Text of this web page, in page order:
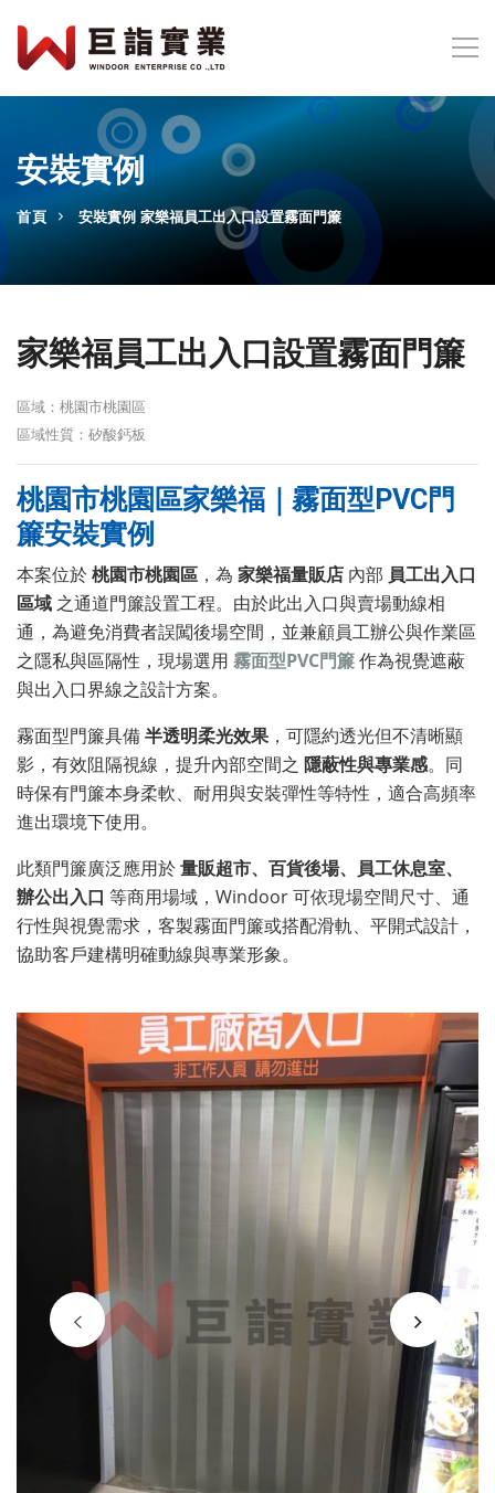
安裝實例
首頁 安裝實例 家樂福員工出入口設置霧面門簾
家樂福員工出入口設置霧面門簾
區域：桃園市桃園區
區域性質：矽酸鈣板
桃園市桃園區家樂福｜霧面型PVC門
簾安裝實例
本案位於桃園市桃園區 ，為 家樂福量販店 內部 員工出入口
區域 之通道門簾設置工程。由於此出入口與賣場動線相
通，為避免消費者誤闖後場空間，並兼顧員工辦公與作業區
之隱私與區隔性，現場選用 霧面型PVC門簾作為視覺遮蔽
與出入口界線之設計方案。
霧面型門簾具備半透明柔光效果 ，可隱約透光但不清晰顯
影，有效阻隔視線，提升內部空間之 隱蔽性與專業感。同
時保有門簾本身柔軟、耐用與安裝彈性等特性，適合高頻率
進出環境下使用。
此類門簾廣泛應用於量販超市、百貨後場、員工休息室、
辦公出入口 等商用場域，Windoor 可依現場空間尺寸、通
行性與視覺需求，客製霧面門簾或搭配滑軌、平開式設計，
協助客戶建構明確動線與專業形象。